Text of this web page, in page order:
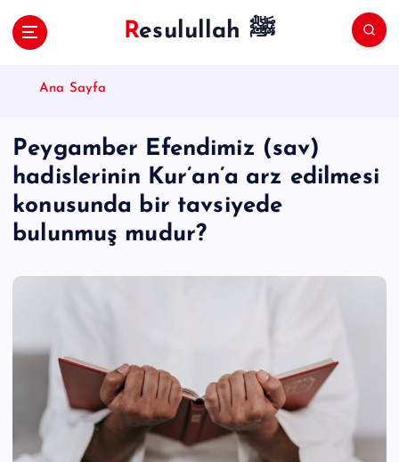
Resulullah ﷺ
Ana Sayfa
Peygamber Efendimiz (sav)
hadislerinin Kur’an’a arz edilmesi
konusunda bir tavsiyede
bulunmuş mudur?